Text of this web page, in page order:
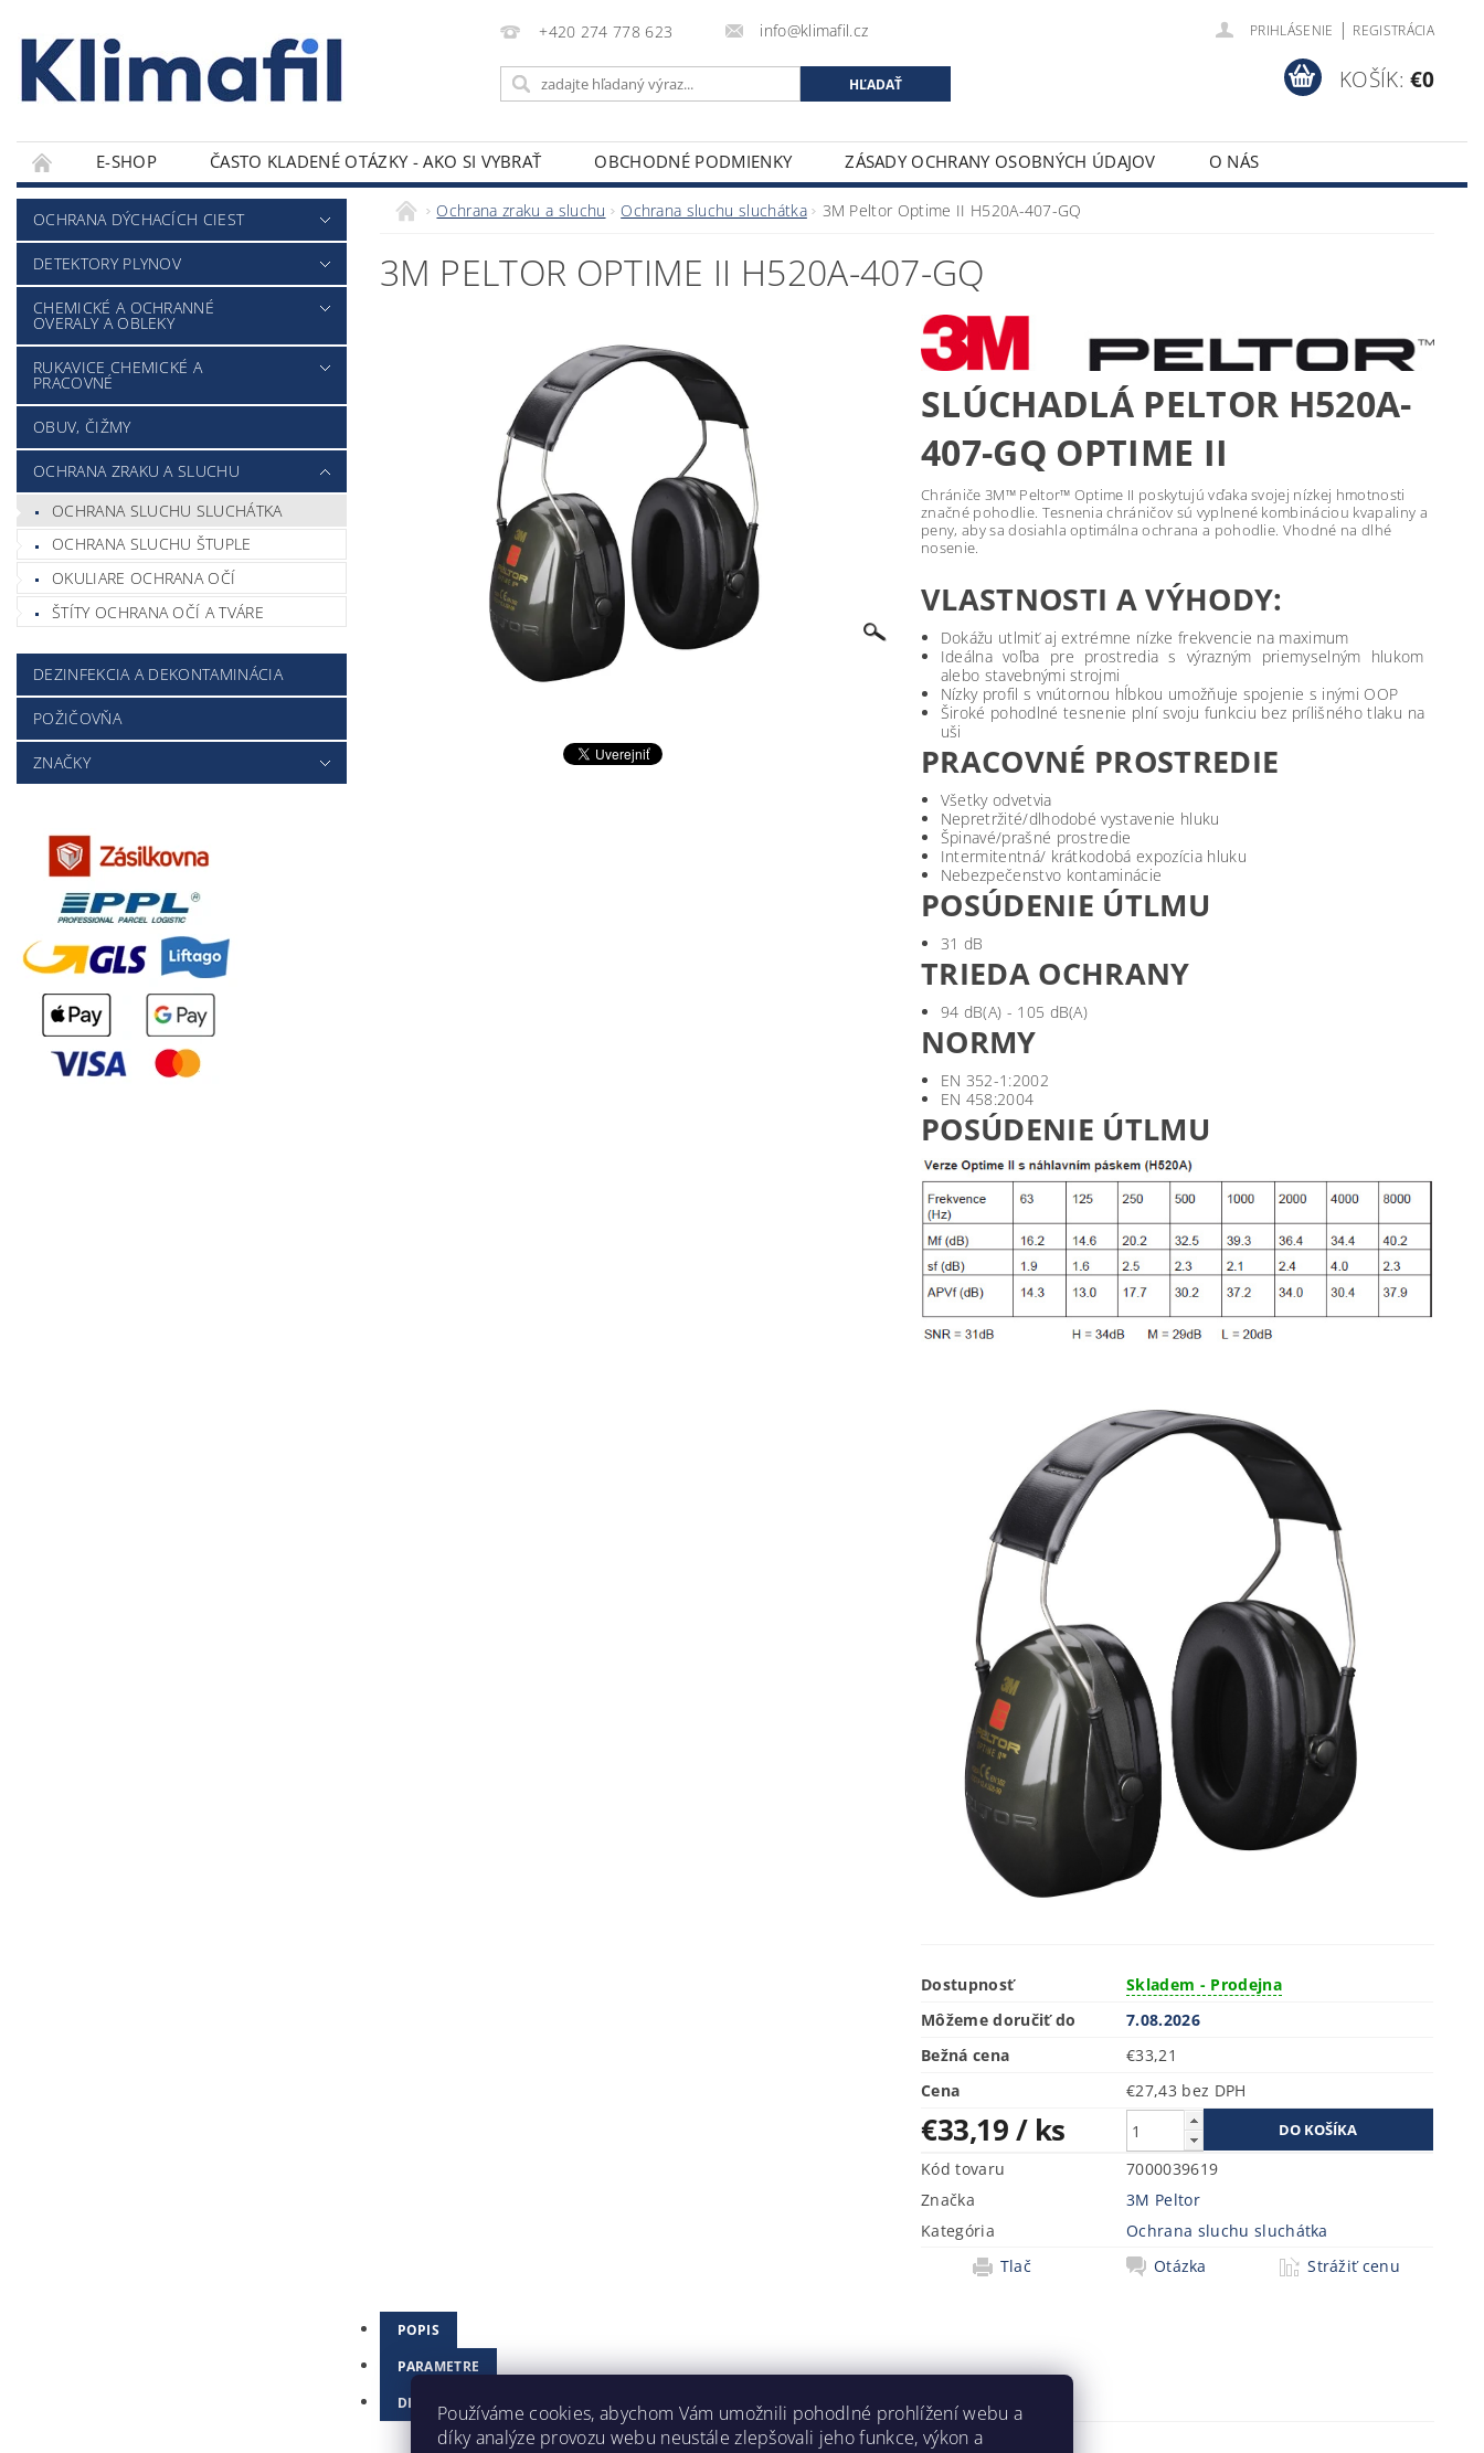
+420 274 778 623 info@klimafil.cz PRIHLÁSENIE | REGISTRÁCIA
KOŠÍK: €0
E-SHOP ČASTO KLADENÉ OTÁZKY - AKO SI VYBRAŤ OBCHODNÉ PODMIENKY ZÁSADY OCHRANY OSOBNÝCH ÚDAJOV
O NÁS
KONTAKTY
OCHRANA DÝCHACÍCH CIEST
DETEKTORY PLYNOV
CHEMICKÉ A OCHRANNÉ
OVERALY A OBLEKY
RUKAVICE CHEMICKÉ A
PRACOVNÉ
OBUV, ČIŽMY
OCHRANA ZRAKU A SLUCHU
OCHRANA SLUCHU SLUCHÁTKA
OCHRANA SLUCHU ŠTUPLE
OKULIARE OCHRANA OČÍ
ŠTÍTY OCHRANA OČÍ A TVÁRE
DEZINFEKCIA A DEKONTAMINÁCIA
POŽIČOVŇA
ZNAČKY
Ochrana zraku a sluchu Ochrana sluchu sluchátka 3M Peltor Optime II H520A-407-GQ
3M PELTOR OPTIME II H520A-407-GQ
SLÚCHADLÁ PELTOR H520A-
407-GQ OPTIME II
Chrániče 3M™ Peltor™ Optime II poskytujú vďaka svojej nízkej hmotnosti
značné pohodlie. Tesnenia chráničov sú vyplnené kombináciou kvapaliny a
peny, aby sa dosiahla optimálna ochrana a pohodlie. Vhodné na dlhé
nosenie.
VLASTNOSTI A VÝHODY:
Dokážu utlmiť aj extrémne nízke frekvencie na maximum
Ideálna voľba pre prostredia s výrazným priemyselným hlukom
alebo stavebnými strojmi
Nízky profil s vnútornou hĺbkou umožňuje spojenie s inými OOP
Široké pohodlné tesnenie plní svoju funkciu bez prílišného tlaku na
uši
PRACOVNÉ PROSTREDIE
Všetky odvetvia
Nepretržité/dlhodobé vystavenie hluku
Špinavé/prašné prostredie
Intermitentná/ krátkodobá expozícia hluku
Nebezpečenstvo kontaminácie
POSÚDENIE ÚTLMU
31 dB
TRIEDA OCHRANY
94 dB(A) - 105 dB(A)
NORMY
EN 352-1:2002
EN 458:2004
POSÚDENIE ÚTLMU
Dostupnosť
Skladem - Prodejna
Môžeme doručiť do
7.08.2026
Bežná cena
€33,21
Cena
€27,43 bez DPH
€33,19/ ks
Kód tovaru
7000039619
Značka
3M Peltor
Kategória
Ochrana sluchu sluchátka
Tlač
Otázka Strážiť cenu
POPIS
PARAMETRE
DISKUSIAPoužíváme cookies, abychom Vám umožnili pohodlné prohlížení webu a
díky analýze provozu webu neustále zlepšovali jeho funkce, výkon a